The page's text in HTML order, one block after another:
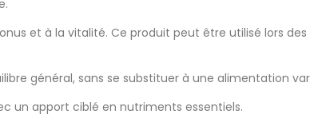
et à la vitalité. Ce produit peut être utilisé lors
général, sans se substituer à une alimentation
un apport ciblé en nutriments essentiels.